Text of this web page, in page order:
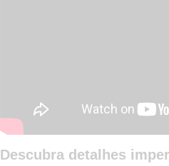
Descubra detalhes